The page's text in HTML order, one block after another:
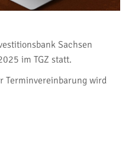
Sachsen
im TGZ statt.
Terminvereinbarung wird